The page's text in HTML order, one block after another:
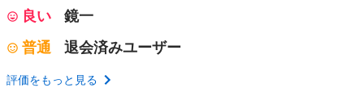
良い
鏡一
普通
退会済みユーザー
評価をもっと見る